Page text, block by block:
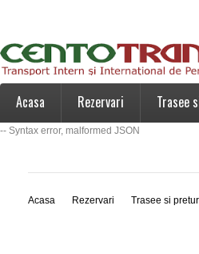
Acasa Rezervari Trasee
-- Syntax error, malformed JSON
Acasa Rezervari Trasee si